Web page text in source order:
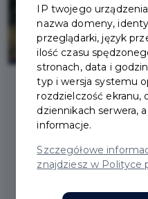
2021-06-02
IP twojego
nazwa domeny,
przeglądarki, język
ilość czasu
stronach, data i
typ i wersja systemu
rozdzielczość ekranu,
dziennikach serwera,
informacje.
Szczegółowe
znajdziesz w Polityce